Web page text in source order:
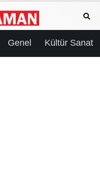
Genel Kültür Sanat